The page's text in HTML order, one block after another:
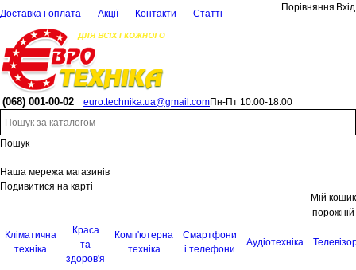
Доставка і оплата Акції Контакти Статті
Порівняння Вхід
(068) 001-00-02 euro.technika.ua@gmail.comПн-Пт 10:00-18:00
Пошук
Наша мережа магазинів
Подивитися на карті
Мій кошик
порожній
Кліматична
техніка
Краса
та
здоров'я
Комп'ютерна
техніка
Смартфони
і телефони
Аудіотехніка